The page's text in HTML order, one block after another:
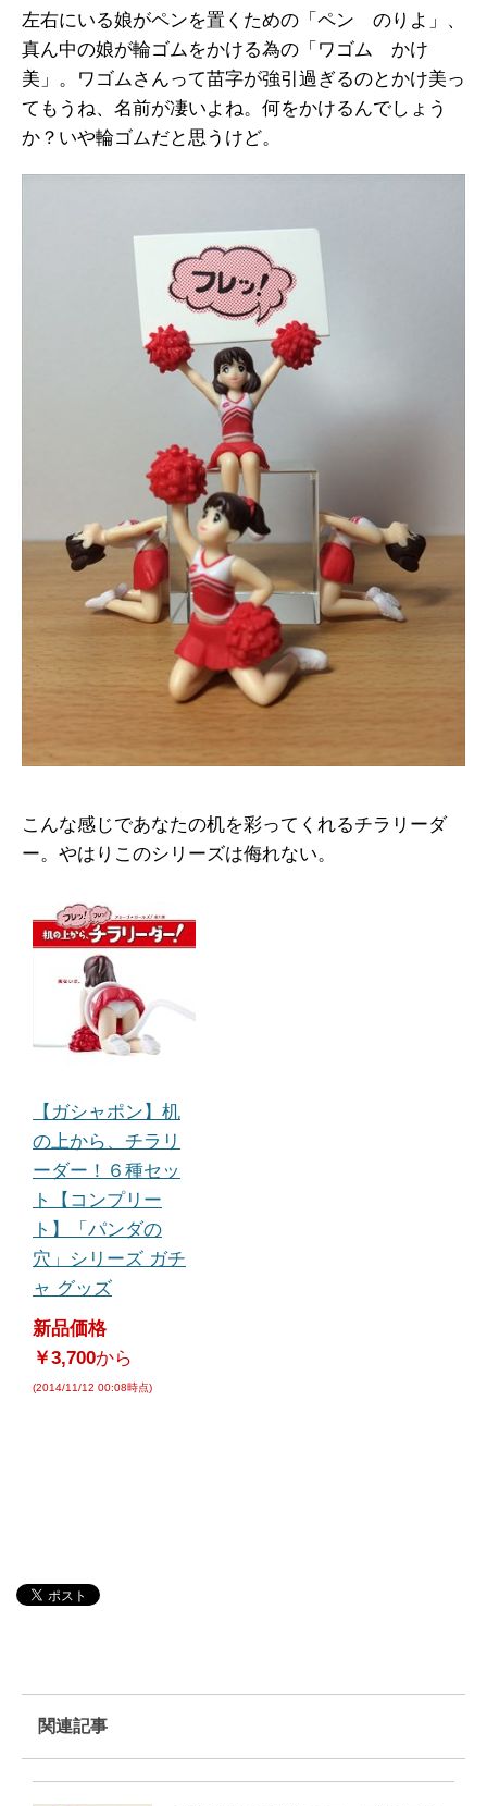
左右にいる娘がペンを置くための「ペン のりよ」、
真ん中の娘が輪ゴムをかける為の「ワゴム かけ
美」。ワゴムさんって苗字が強引過ぎるのとかけ美っ
てもうね、名前が凄いよね。何をかけるんでしょう
か？いや輪ゴムだと思うけど。
こんな感じであなたの机を彩ってくれるチラリーダ
ー。やはりこのシリーズは侮れない。
【ガシャポン】机
の上から、チラリ
ーダー！６種セッ
ト【コンプリー
ト】「パンダの
穴」シリーズ ガチ
ャ グッズ
新品価格
￥3,700から
(2014/11/12 00:08時点)
関連記事